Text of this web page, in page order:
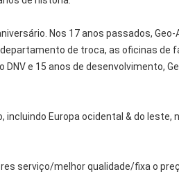
Nos 17 anos passados,
de troca, as oficinas de
e 15 anos de desenvolvimento,
Europa ocidental & do leste,
serviço/melhor qualidade/fixa o